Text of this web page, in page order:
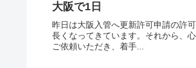
大阪で1日
昨日は大阪入管へ更新許可申請の許
長くなってきています。それから、
ご依頼いただき、着手...